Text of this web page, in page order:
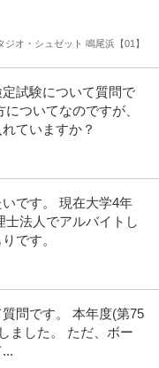
ジオ・シュゼット 鳴尾浜【01】
試験について質問で
ついてなのですが、
ていますか？
です。 現在大学4年
法人でアルバイトし
です。
問です。 本年度(第75
ました。 ただ、ボー